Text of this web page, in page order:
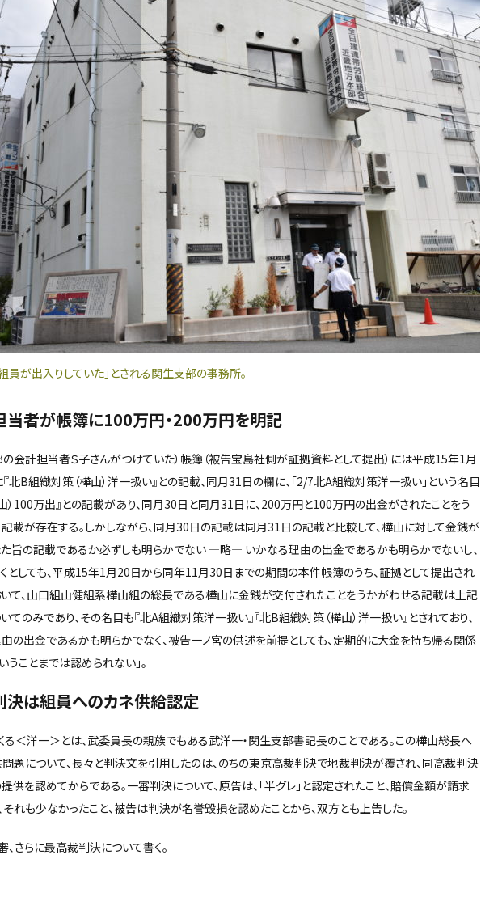
員が出入りしていた」とされる関生支部の事務所。
当者が帳簿に100万円・200万円を明記
の会計担当者Ｓ子さんがつけていた）帳簿（被告宝島社側が証拠資料として提出）には平成15年1月
北B組織対策（樺山）洋一扱い』との記載、同月31日の欄に、「2/7北A組織対策洋一扱い」という名目
山）100万出』との記載があり、同月30日と同月31日に、200万円と100万円の出金がされたことをう
載が存在する。しかしながら、同月30日の記載は同月31日の記載と比較して、樺山に対して金銭が
旨の記載であるか必ずしも明らかでない ―略― いかなる理由の出金であるかも明らかでないし、
としても、平成15年1月20日から同年11月30日までの期間の本件帳簿のうち、証拠として提出され
て、山口組山健組系樺山組の総長である樺山に金銭が交付されたことをうかがわせる記載は上記
てのみであり、その名目も『北A組織対策洋一扱い』『北B組織対策（樺山）洋一扱い』とされており、
の出金であるかも明らかでなく、被告一ノ宮の供述を前提としても、定期的に大金を持ち帰る関係
うことまでは認められない」。
決は組員へのカネ供給認定
る＜洋一＞とは、武委員長の親族でもある武洋一・関生支部書記長のことである。この樺山総長へ
題について、長々と判決文を引用したのは、のちの東京高裁判決で地裁判決が覆され、同高裁判決
供を認めてからである。一審判決について、原告は、「半グレ」と認定されたこと、賠償金額が請求
それも少なかったこと、被告は判決が名誉毀損を認めたことから、双方とも上告した。
、さらに最高裁判決について書く。